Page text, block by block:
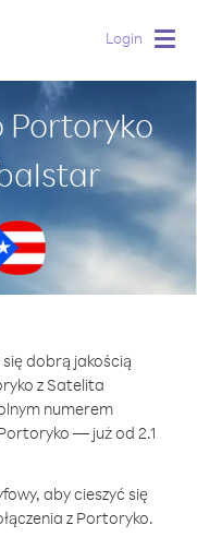
Login
Portoryko
się dobrą jakością
z Satelita
numerem
— już od 2.1
aby cieszyć się
z Portoryko.